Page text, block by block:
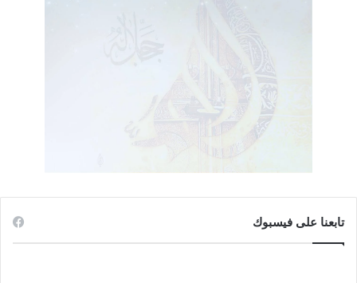
(الحرير)، لا نص نازل من السماء على أرض (الأحرار) والتحرير.
فقط في يوم تفجّر دماء الأبرار برصاص المستعمرين الأوغاد: فتلك
بدعة دخيلة على سلوكنا الدعوي الذي عهدناه يقول للمخطئ:
أخطأت، ويقول لمن حاد عن الأمرِ والسبيل: حرمت نفسك صحبة
الرعيل”.. هذا القول من الراشد ليس دقيقاً، ولا صحيحاً. إن هذا
العوجاء، وتسير على خطواته العرجاء.
تابعنا على فيسبوك